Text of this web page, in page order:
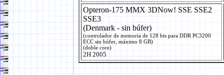
Opteron-175 MMX 3DNow! SSE SSE2
SSE3
(Denmark - sin búfer)
(controlador de memoria de 128 bts para DDR PC3200
ECC sin búfer, máximo 8 GB)
(doble core)
2H 2005